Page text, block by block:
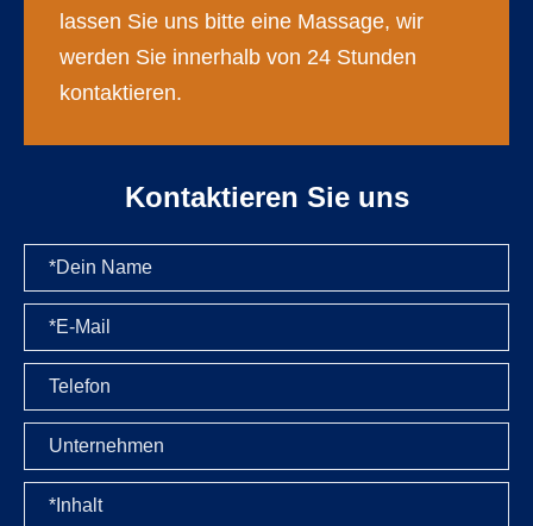
lassen Sie uns bitte eine Massage, wir
werden Sie innerhalb von 24 Stunden
kontaktieren.
Kontaktieren Sie uns